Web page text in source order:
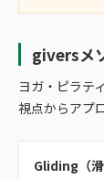
giversメ
ヨガ・ピラテ
視点からアプ
Gliding（滑